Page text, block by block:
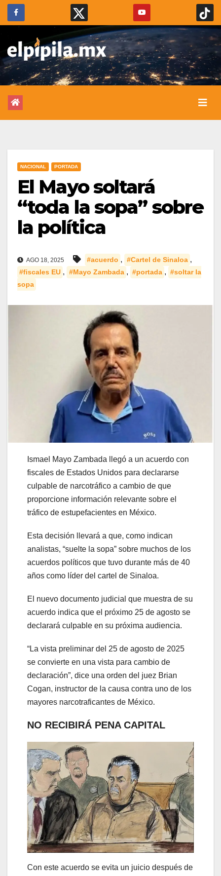
NACIONAL PORTADA
El Mayo soltará
“toda la sopa” sobre
la política
AGO 18, 2025 #acuerdo , #Cartel de Sinaloa ,
#fiscales EU , #Mayo Zambada , #portada , #soltar la
sopa
Ismael Mayo Zambada llegó a un acuerdo con
fiscales de Estados Unidos para declararse
culpable de narcotráfico a cambio de que
proporcione información relevante sobre el
tráfico de estupefacientes en México.
Esta decisión llevará a que, como indican
analistas, “suelte la sopa” sobre muchos de los
acuerdos políticos que tuvo durante más de 40
años como líder del cartel de Sinaloa.
El nuevo documento judicial que muestra de su
acuerdo indica que el próximo 25 de agosto se
declarará culpable en su próxima audiencia.
“La vista preliminar del 25 de agosto de 2025
se convierte en una vista para cambio de
declaración”, dice una orden del juez Brian
Cogan, instructor de la causa contra uno de los
mayores narcotraficantes de México.
NO RECIBIRÁ PENA CAPITAL
Con este acuerdo se evita un juicio después de